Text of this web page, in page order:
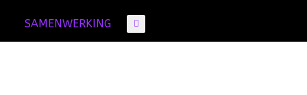
SAMENWERKING